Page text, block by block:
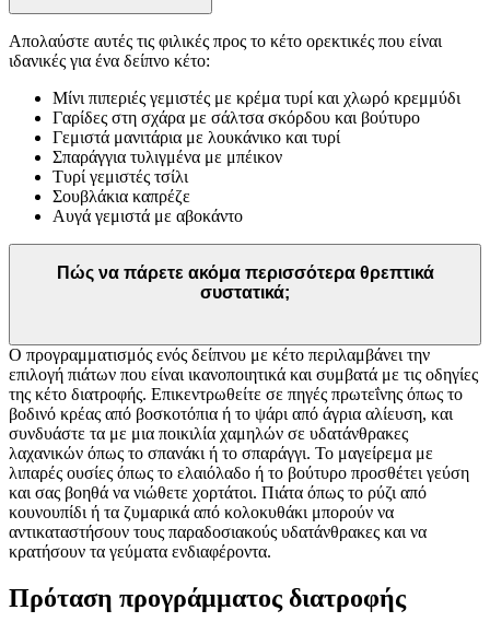
Απολαύστε αυτές τις φιλικές προς το κέτο ορεκτικές που είναι
ιδανικές για ένα δείπνο κέτο:
Μίνι πιπεριές γεμιστές με κρέμα τυρί και χλωρό κρεμμύδι
Γαρίδες στη σχάρα με σάλτσα σκόρδου και βούτυρο
Γεμιστά μανιτάρια με λουκάνικο και τυρί
Σπαράγγια τυλιγμένα με μπέικον
Τυρί γεμιστές τσίλι
Σουβλάκια καπρέζε
Αυγά γεμιστά με αβοκάντο
Πώς να πάρετε ακόμα περισσότερα θρεπτικά
συστατικά;
Ο προγραμματισμός ενός δείπνου με κέτο περιλαμβάνει την
επιλογή πιάτων που είναι ικανοποιητικά και συμβατά με τις οδηγίες
της κέτο διατροφής. Επικεντρωθείτε σε πηγές πρωτεΐνης όπως το
βοδινό κρέας από βοσκοτόπια ή το ψάρι από άγρια αλίευση, και
συνδυάστε τα με μια ποικιλία χαμηλών σε υδατάνθρακες
λαχανικών όπως το σπανάκι ή το σπαράγγι. Το μαγείρεμα με
λιπαρές ουσίες όπως το ελαιόλαδο ή το βούτυρο προσθέτει γεύση
και σας βοηθά να νιώθετε χορτάτοι. Πιάτα όπως το ρύζι από
κουνουπίδι ή τα ζυμαρικά από κολοκυθάκι μπορούν να
αντικαταστήσουν τους παραδοσιακούς υδατάνθρακες και να
κρατήσουν τα γεύματα ενδιαφέροντα.
Πρόταση προγράμματος διατροφής